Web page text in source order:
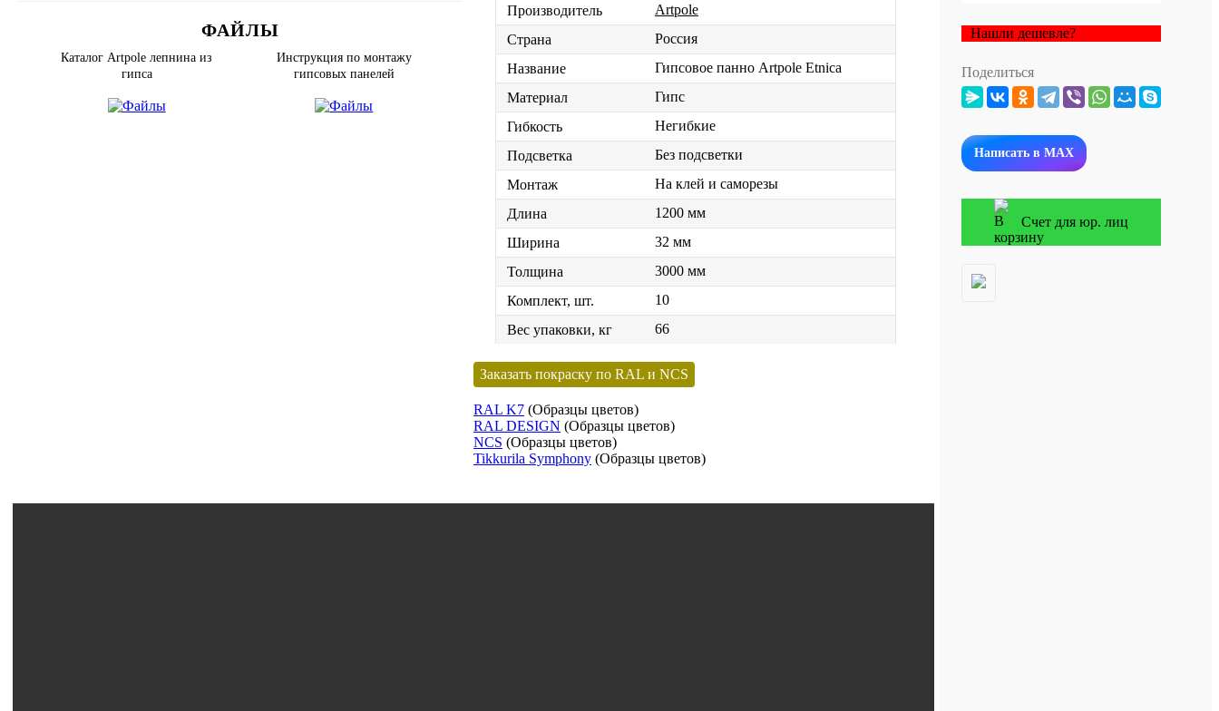
ФАЙЛЫ
Каталог Artpole лепнина из
гипса
Инструкция по монтажу
гипсовых панелей
Производитель
Artpole
Страна
Россия
Название
Гипсовое панно Artpole Etnica
Материал
Гипс
Гибкость
Негибкие
Подсветка
Без подсветки
Монтаж
На клей и саморезы
Длина
1200 мм
Ширина
32 мм
Толщина
3000 мм
Комплект, шт.
10
Вес упаковки, кг
66
Заказать покраску по RAL и NCS
RAL K7 (Образцы цветов)
RAL DESIGN (Образцы цветов)
NCS (Образцы цветов)
Tikkurila Symphony (Образцы цветов)
Нашли дешевле?
Поделиться
Написать в MAX
Счет для юр. лиц